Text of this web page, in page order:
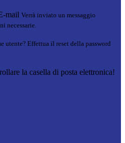
mail Verrà inviato un messaggio
necessarie.
utente? Effettua il reset della password
la casella di posta elettronica!